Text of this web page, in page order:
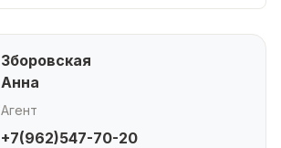
Зборовская
Анна
Агент
+7(962)547-70-20